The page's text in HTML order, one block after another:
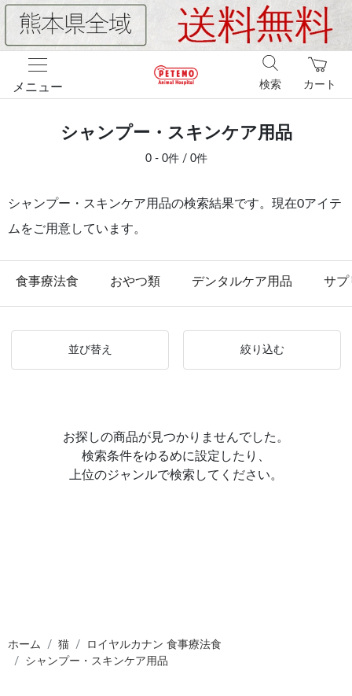
メニュー カート
検索
シャンプー・スキンケア用品
0 - 0件 / 0件
シャンプー・スキンケア用品の検索結果です。現在0アイテ
ムをご用意しています。
食事療法食 おやつ類 デンタルケア用品 サプ
並び替え 絞り込む
お探しの商品が見つかりませんでした。
検索条件をゆるめに設定したり、
上位のジャンルで検索してください。
ホーム 猫
ロイヤルカナン 食事療法食
シャンプー・スキンケア用品